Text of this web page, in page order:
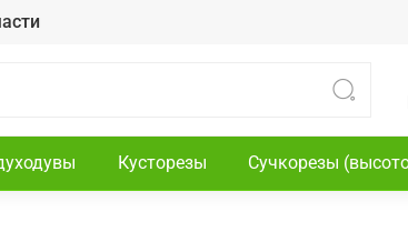
Кусторезы Сучкорезы